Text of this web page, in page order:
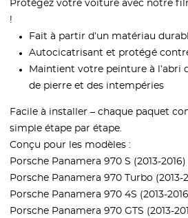
Protégez votre voiture avec notre
!
Fait à partir d’un matériau
Autocicatrisant et protégé
Maintient votre peinture à l’abri
de pierre et des intempéries
Facile à installer – chaque paquet
simple étape par étape.
Conçu pour les modèles :
Porsche Panamera 970 S (2013-2016)
Porsche Panamera 970 Turbo (2013-
Porsche Panamera 970 4S (2013-
Porsche Panamera 970 GTS (2013-